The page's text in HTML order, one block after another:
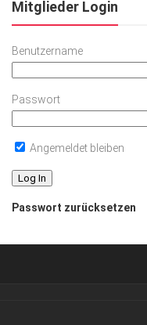
Mitglieder Login
Benutzername
Passwort
Angemeldet bleiben
Passwort zurücksetzen